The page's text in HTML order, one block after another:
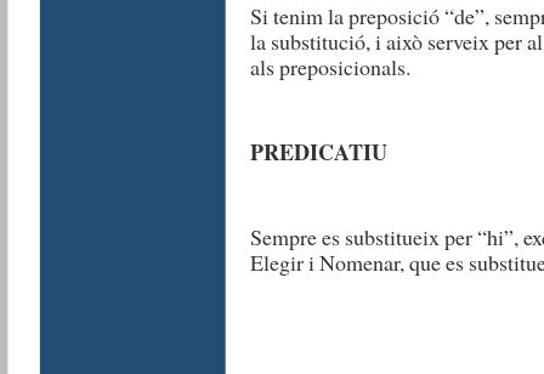
Si tenim la preposició “de”,
la substitució, i això serveix per
als preposicionals.
PREDICATIU
Sempre es substitueix per “hi”,
Elegir i Nomenar, que es